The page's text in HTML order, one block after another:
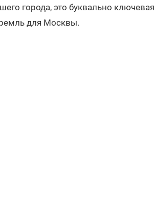
города, это буквально
для Москвы.